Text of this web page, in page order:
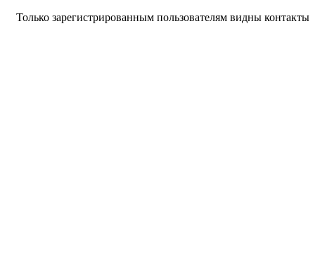
Только зарегистрированным пользователям видны контакты